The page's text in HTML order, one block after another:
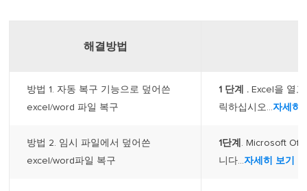
해결방법
방법 1. 자동 복구 기능으로 덮어쓴
excel/word 파일 복구
1 단계 . Excel을 열
릭하십시오...자세히
방법 2. 임시 파일에서 덮어쓴
excel/word파일 복구
1단계 . Microsoft
니다...자세히 보기